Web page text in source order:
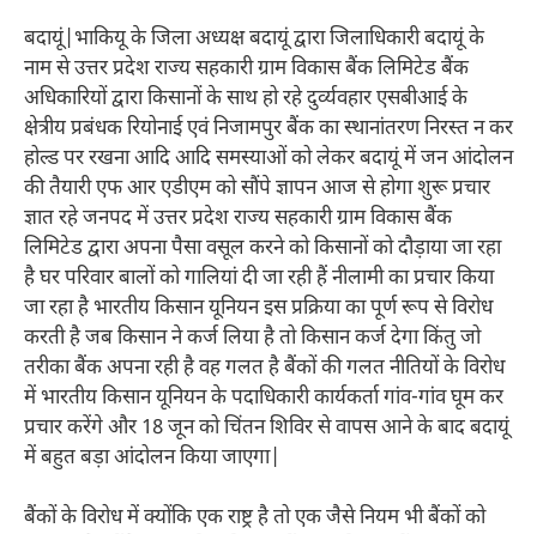
बदायूं|भाकियू के जिला अध्यक्ष बदायूं द्वारा जिलाधिकारी बदायूं के
नाम से उत्तर प्रदेश राज्य सहकारी ग्राम विकास बैंक लिमिटेड बैंक
अधिकारियों द्वारा किसानों के साथ हो रहे दुर्व्यवहार एसबीआई के
क्षेत्रीय प्रबंधक रियोनाई एवं निजामपुर बैंक का स्थानांतरण निरस्त न कर
होल्ड पर रखना आदि आदि समस्याओं को लेकर बदायूं में जन आंदोलन
की तैयारी एफ आर एडीएम को सौंपे ज्ञापन आज से होगा शुरू प्रचार
ज्ञात रहे जनपद में उत्तर प्रदेश राज्य सहकारी ग्राम विकास बैंक
लिमिटेड द्वारा अपना पैसा वसूल करने को किसानों को दौड़ाया जा रहा
है घर परिवार बालों को गालियां दी जा रही हैं नीलामी का प्रचार किया
जा रहा है भारतीय किसान यूनियन इस प्रक्रिया का पूर्ण रूप से विरोध
करती है जब किसान ने कर्ज लिया है तो किसान कर्ज देगा किंतु जो
तरीका बैंक अपना रही है वह गलत है बैंकों की गलत नीतियों के विरोध
में भारतीय किसान यूनियन के पदाधिकारी कार्यकर्ता गांव-गांव घूम कर
प्रचार करेंगे और 18 जून को चिंतन शिविर से वापस आने के बाद बदायूं
में बहुत बड़ा आंदोलन किया जाएगा|
बैंकों के विरोध में क्योंकि एक राष्ट्र है तो एक जैसे नियम भी बैंकों को